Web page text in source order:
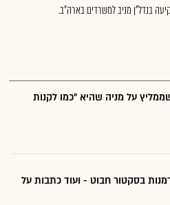
על מניה שהיא "כמו לקנות
בסקטור חבוט - ועוד כתבות על